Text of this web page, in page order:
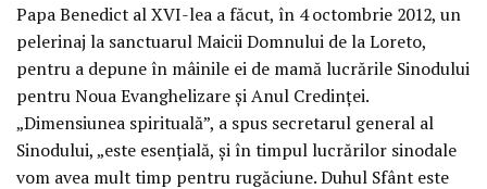
Papa Benedict al XVI-lea a făcut, în 4 octombrie 2012, un
pelerinaj la sanctuarul Maicii Domnului de la Loreto,
pentru a depune în mâinile ei de mamă lucrările Sinodului
pentru Noua Evanghelizare şi Anul Credinţei.
„Dimensiunea spirituală”, a spus secretarul general al
Sinodului, „este esenţială, şi în timpul lucrărilor sinodale
vom avea mult timp pentru rugăciune. Duhul Sfânt este